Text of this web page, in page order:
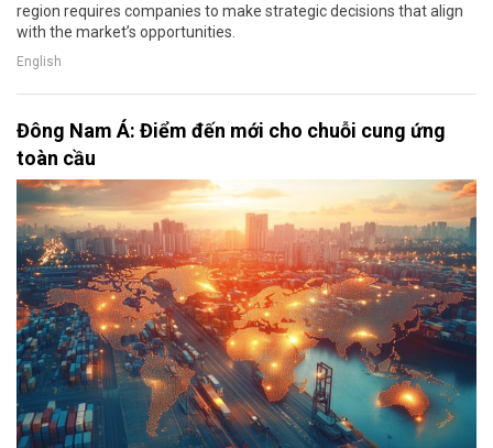
region requires companies to make strategic decisions that align
with the market’s opportunities.
English
Đông Nam Á: Điểm đến mới cho chuỗi cung ứng
toàn cầu